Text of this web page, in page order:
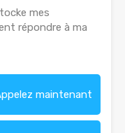
mes
répondre à ma
maintenant